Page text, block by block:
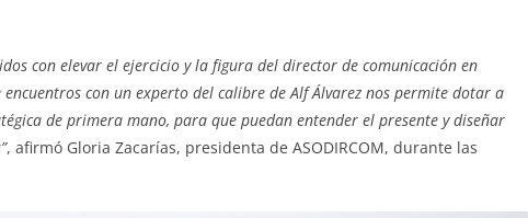
con elevar el ejercicio y la figura del director de comunicación en
con un experto del calibre de Alf Álvarez nos permite dotar a
de primera mano, para que puedan entender el presente y diseñar
, afirmó Gloria Zacarías, presidenta de ASODIRCOM, durante las